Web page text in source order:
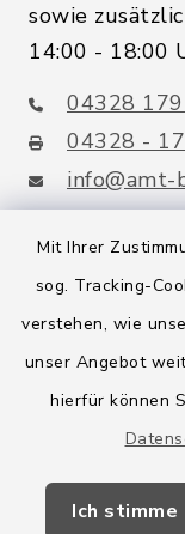
Mit Ihrer
sog. Tracking-
verstehen, wie
unser Angebot
hierfür können
Ich stimme
sowie
14:00 - 18:00
04328
04328 -
Quicklinks
Amt
Wege-